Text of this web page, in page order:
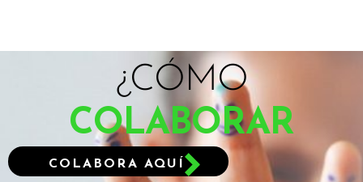
¿CÓMO
COLABORAR
COLABORA AQUÍ